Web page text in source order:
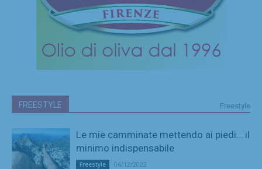
FREESTYLE Freestyle
Le mie camminate mettendo ai piedi… il
minimo indispensabile
Freestyle 06/12/2022